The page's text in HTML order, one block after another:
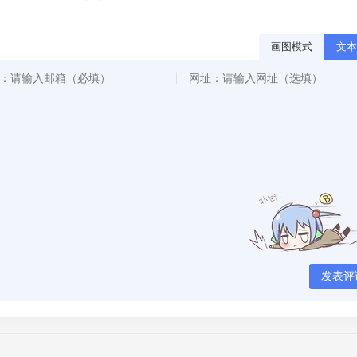
画图模式 文
发表评